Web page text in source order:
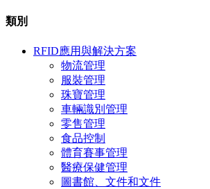
類別
RFID應用與解決方案
物流管理
服裝管理
珠寶管理
車輛識別管理
零售管理
食品控制
體育賽事管理
醫療保健管理
圖書館、文件和文件